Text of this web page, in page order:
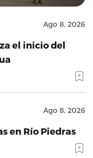
Ago 8, 2026
el inicio del
Ago 8, 2026
en Río Piedras